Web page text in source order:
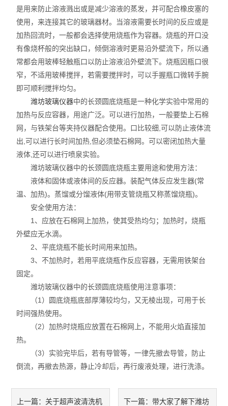
标准品
化工原料
是用来防止溶液溅出或是减少溶液的蒸发，并可配合橡皮塞的
使用，来连接其它的玻璃器材。当溶液需要长时间的反应或是
加热回流时，一般都会选择使用烧瓶作为容器。烧瓶的开口没
有像烧杯般的突出缺口，倾倒溶液时更易沿外壁流下，所以通
常都会用玻棒轻触瓶口以防止溶液沿外壁流下。烧瓶因瓶口很
窄，不适用玻棒搅拌，若需要搅拌时，可以手握瓶口微转手腕
即可顺利搅拌均匀。
潍坊玻璃仪器中的长颈圆底烧瓶是一种化学实验中常用的
加热与反应容器，用途广泛。可以进行加热，一般要垫上石棉
网，与铁架台等夹持仪器配合使用。口比较细,可以防止液体流
出,可以进行长时间加热,但必须垫石棉网。可以密闭加热大量
液体,还可以进行喷泉实验。
潍坊玻璃仪器中的长颈圆底烧瓶主要用途和使用方法：
液体和固体或液体间的反应器。装配气体反应发生器(常
温、加热)。蒸馏或分馏液体(用带支管烧瓶又称蒸馏烧瓶)。
安全使用方法：
1、应放在石棉网上加热，使其受热均匀；加热时，烧瓶
外壁应无水滴。
2、平底烧瓶不能长时间用来加热。
3、不加热时，若用平底烧瓶作反应容器，无需用铁架台
固定。
潍坊玻璃仪器中的长颈圆底烧瓶使用注意事项：
（1）圆底烧瓶底部厚薄较均匀，又无棱出现，可用于长
时间强热使用。
（2）加热时烧瓶应放置在石棉网上，不能用火焰直接加
热。
（3）实验完毕后，若有导管等，一律先撤去导管，防止
倒流，再撤去热源，静止冷却后，再行废液处理，进行洗涤。
上一篇： 关于超声波清洗机 下一篇： 带大家了解下潍坊